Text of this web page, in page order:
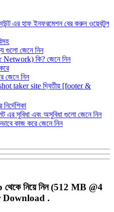
এর হাফ ইনফরমেশন বের করুন ওয়েবটুল
গুলো জেনে নিন
Network) কি? জেনে নিন
জেনে নিন
taker site দ্বিতীয় [footer &
সুবিধা এবং অসুবিধা গুলো জেনে নিন
কাজ করে জেনে নিন
নিয়ে নিন (512 MB @4
.